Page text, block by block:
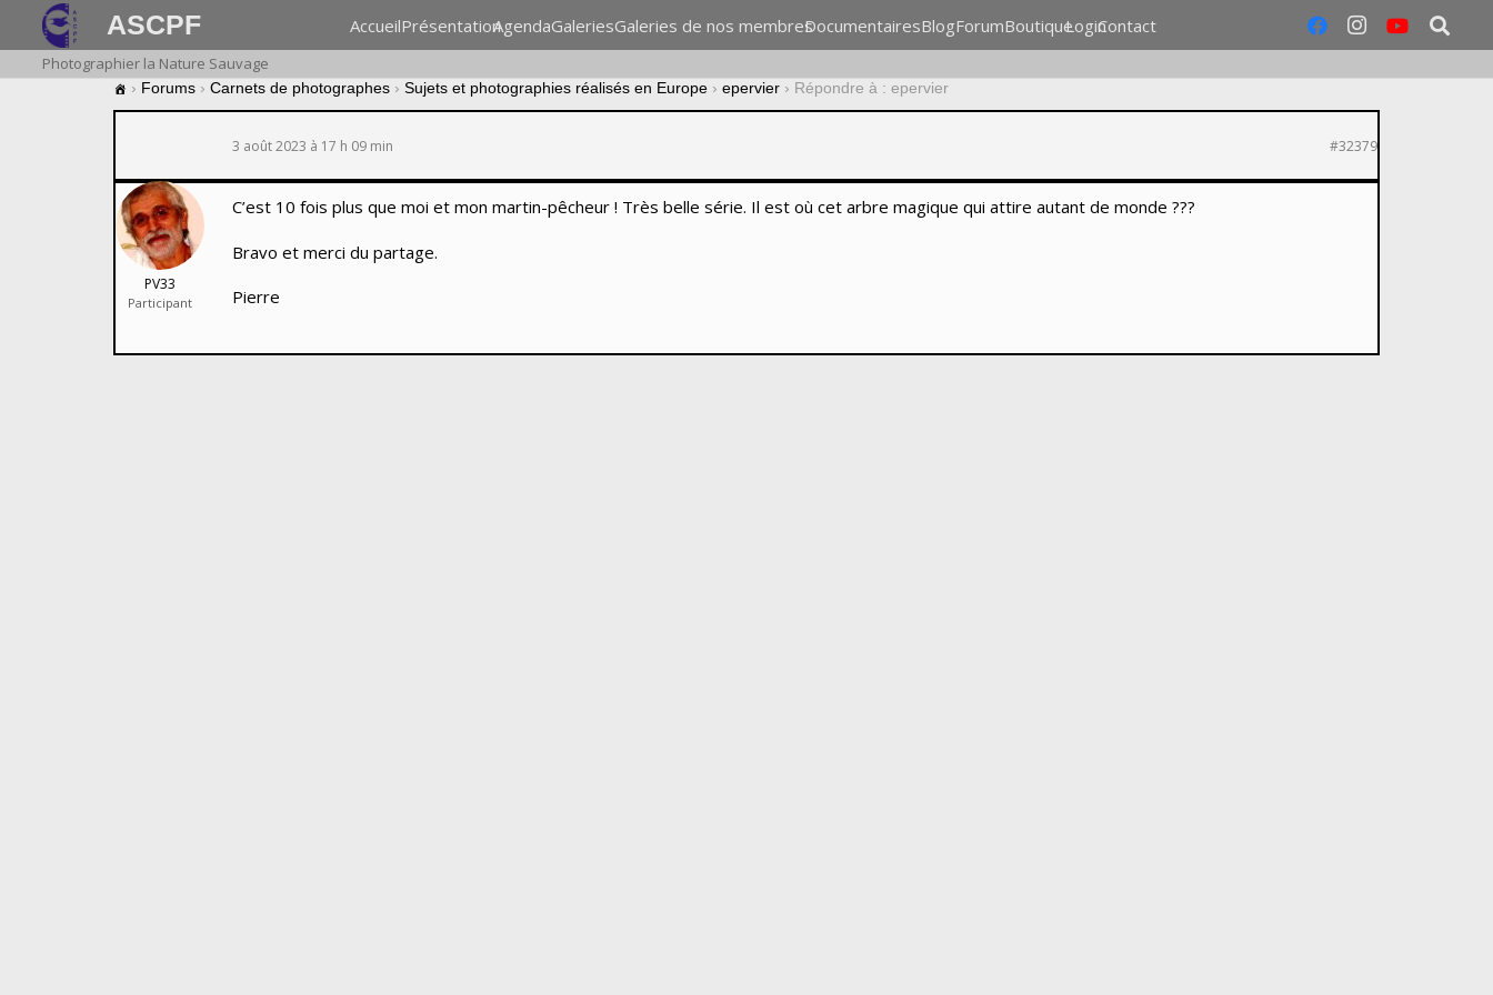
ASCPF AccueilPrésentationAgendaGaleriesGaleries de nos membresDocumentairesBlogForumBoutiqueLoginContact
Photographier la Nature Sauvage
› Forums › Carnets de photographes › Sujets et photographies réalisés en Europe › epervier › Répondre à : epervier
3 août 2023 à 17 h 09 min #32379
PV33
Participant
C’est 10 fois plus que moi et mon martin-pêcheur ! Très belle série. Il est où cet arbre magique qui attire autant de monde ???
Bravo et merci du partage.
Pierre